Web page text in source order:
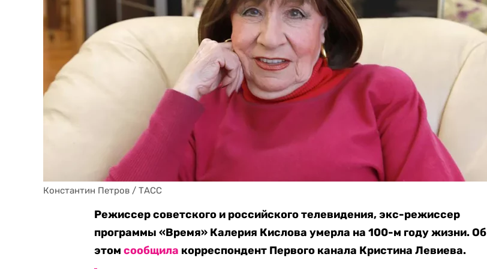
Константин Петров / ТАСС
Режиссер советского и российского телевидения, экс-режиссер
программы «Время» Калерия Кислова умерла на 100-м году жизни. Об
этомсообщила корреспондент Первого канала Кристина Левиева.